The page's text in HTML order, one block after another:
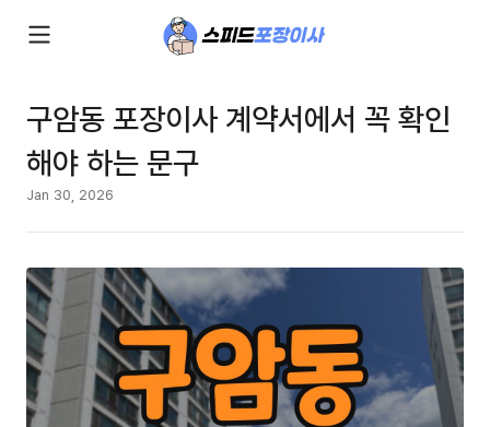
구암동 포장이사 계약서에서 꼭 확인
해야 하는 문구
Jan 30, 2026